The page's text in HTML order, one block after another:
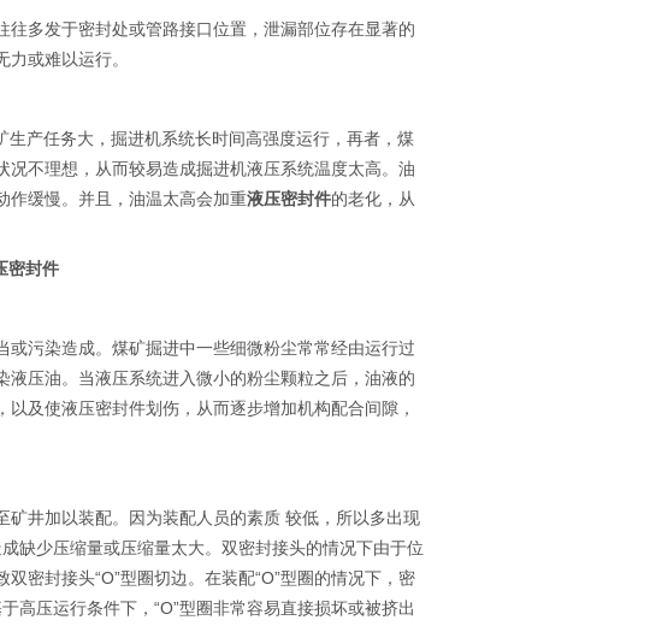
多发于密封处或管路接口位置，泄漏部位存在显著的
或难以运行。
任务大，掘进机系统长时间高强度运行，再者，煤
不理想，从而较易造成掘进机液压系统温度太高。油
作缓慢。并且，油温太高会加重液压密封件的老化，从
污染造成。煤矿掘进中一些细微粉尘常常经由运行过
压油。当液压系统进入微小的粉尘颗粒之后，油液的
及使液压密封件划伤，从而逐步增加机构配合间隙，
井加以装配。因为装配人员的素质 较低，所以多出现
缺少压缩量或压缩量太大。双密封接头的情况下由于位
密封接头“O”型圈切边。在装配“O”型圈的情况下，密
高压运行条件下，“O”型圈非常容易直接损坏或被挤出